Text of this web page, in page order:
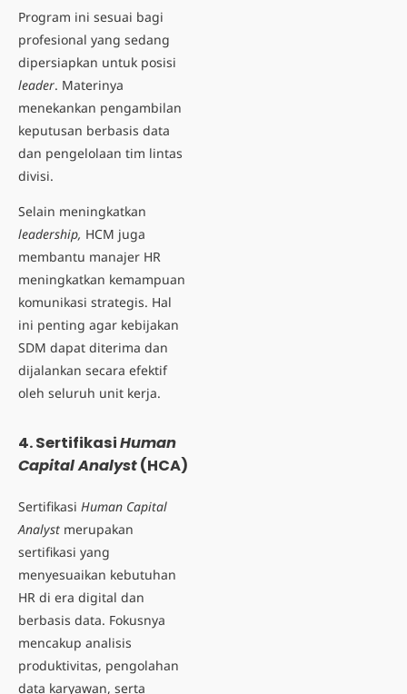
Program ini sesuai bagi
profesional yang sedang
dipersiapkan untuk posisi
leader. Materinya
menekankan pengambilan
keputusan berbasis data
dan pengelolaan tim lintas
divisi.
Selain meningkatkan
leadership, HCM juga
membantu manajer HR
meningkatkan kemampuan
komunikasi strategis. Hal
ini penting agar kebijakan
SDM dapat diterima dan
dijalankan secara efektif
oleh seluruh unit kerja.
4. SertifikasiHuman
Capital Analyst(HCA)
Sertifikasi Human Capital
Analyst merupakan
sertifikasi yang
menyesuaikan kebutuhan
HR di era digital dan
berbasis data. Fokusnya
mencakup analisis
produktivitas, pengolahan
data karyawan, serta